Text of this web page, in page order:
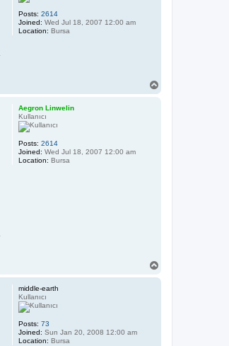
Posts: 2614
Joined: Wed Jul 18, 2007 12:00 am
Location: Bursa
Aegron Linwelin
Kullanıcı
Posts: 2614
Joined: Wed Jul 18, 2007 12:00 am
Location: Bursa
middle-earth
Kullanıcı
Posts: 73
Joined: Sun Jan 20, 2008 12:00 am
Location: Bursa